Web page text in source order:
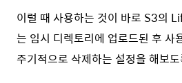
이럴 때 사용하는 것이 바로 S3의
는 임시 디렉토리에 업로드된 후 사
주기적으로 삭제하는 설정을 해보